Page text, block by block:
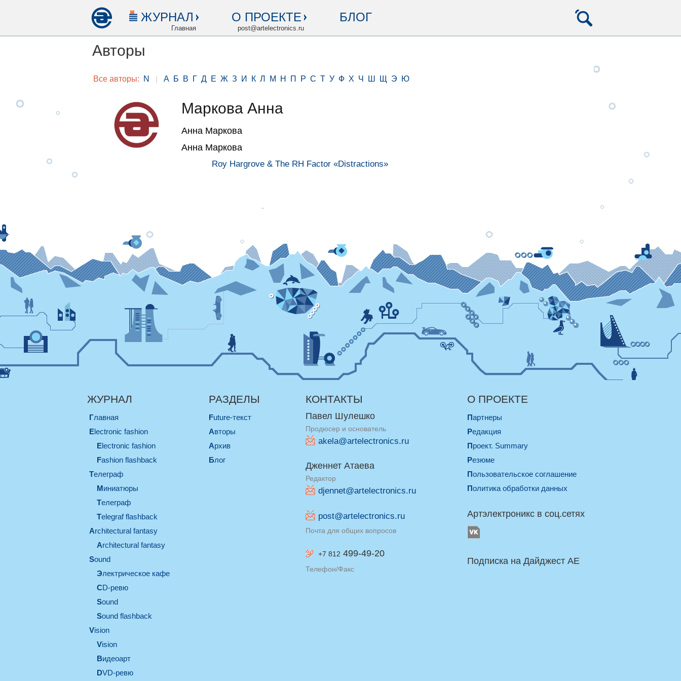
ЖУРНАЛ
Главная
О ПРОЕКТЕ
post@artelectronics.ru
БЛОГ
Авторы
Все авторы: N А Б В Г Д Е Ж З И К Л М Н П Р С Т У Ф Х Ч Ш Щ Э Ю
Маркова Анна
Анна Маркова
Анна Маркова
Roy Hargrove & The RH Factor «Distractions»
ЖУРНАЛ
Главная
electronic fashion
electronic fashion
Fashion flashback
телеграф
миниатюры
телеграф
Telegraf flashback
architectural fantasy
architectural fantasy
sound
электрическое кафе
CD-ревю
sound
Sound flashback
vision
vision
видеоарт
DVD-ревю
РАЗДЕЛЫ
Future-текст
Авторы
Архив
Блог
КОНТАКТЫ
Павел Шулешко
Продюсер и основатель
akela@artelectronics.ru
Дженнет Атаева
Редактор
djennet@artelectronics.ru
post@artelectronics.ru
Почта для общих вопросов
+7 812 499-49-20
Телефон/Факс
О ПРОЕКТЕ
Партнеры
Редакция
Проект. Summary
Резюме
Пользовательское соглашение
Политика обработки данных
Артэлектроникс в соц.сетях
Подписка на Дайджест AE